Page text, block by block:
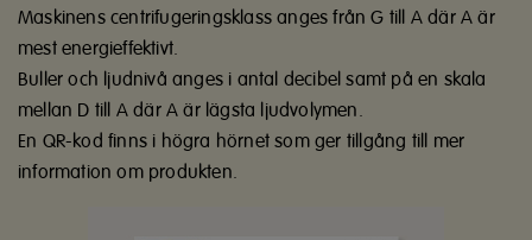
Maskinens centrifugeringsklass anges från G till A där A är
mest energieffektivt.
Buller och ljudnivå anges i antal decibel samt på en skala
mellan D till A där A är lägsta ljudvolymen.
En QR-kod finns i högra hörnet som ger tillgång till mer
information om produkten.